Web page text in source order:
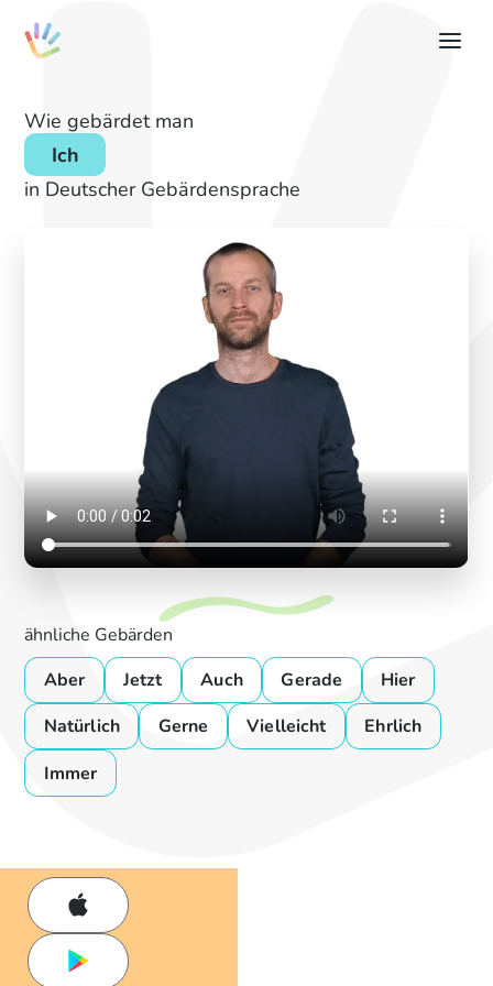
Wie gebärdet man
Ich
in Deutscher Gebärdensprache
ähnliche Gebärden
Aber
Jetzt Auch Gerade
Hier
Natürlich
Gerne Vielleicht
Ehrlich
Immer